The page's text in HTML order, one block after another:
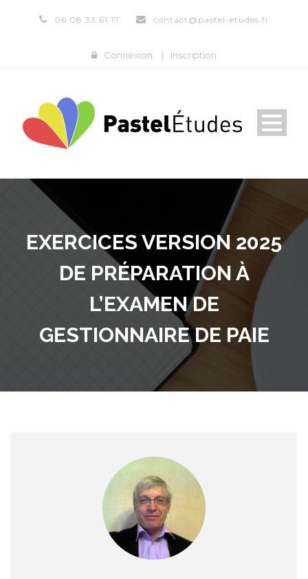
06 08 33 61 17 contact@pastel-etudes.fr
Connexion | Inscription
EXERCICES VERSION 2025
DE PRÉPARATION À
L’EXAMEN DE
GESTIONNAIRE DE PAIE